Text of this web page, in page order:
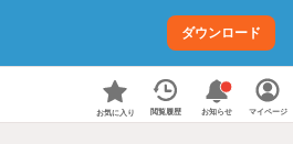
ダウンロード
お気に入り 閲覧履歴 お知らせ マイページ